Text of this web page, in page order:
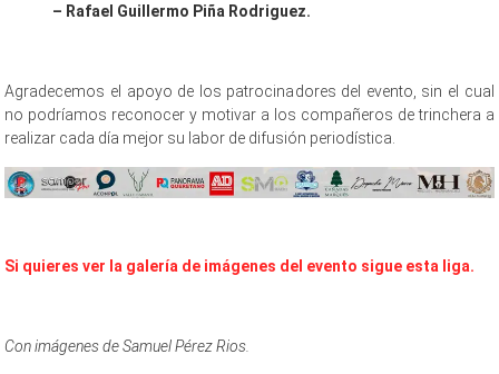
– Rafael Guillermo Piña Rodriguez.
Agradecemos el apoyo de los patrocinadores del evento, sin el cual
no podríamos reconocer y motivar a los compañeros de trinchera a
realizar cada día mejor su labor de difusión periodística.
Si quieres ver la galería de imágenes del evento sigue esta liga.
Con imágenes de Samuel Pérez Rios.